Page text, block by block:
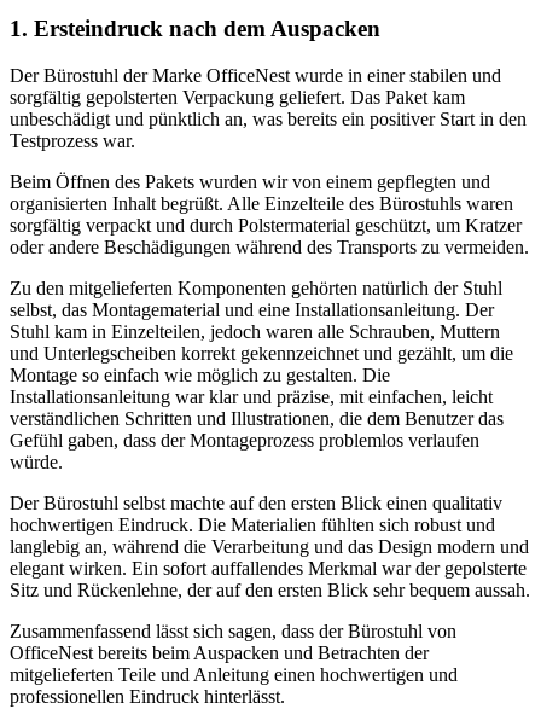
1. Ersteindruck nach dem Auspacken
Der Bürostuhl der Marke OfficeNest wurde in einer stabilen und
sorgfältig gepolsterten Verpackung geliefert. Das Paket kam
unbeschädigt und pünktlich an, was bereits ein positiver Start in den
Testprozess war.
Beim Öffnen des Pakets wurden wir von einem gepflegten und
organisierten Inhalt begrüßt. Alle Einzelteile des Bürostuhls waren
sorgfältig verpackt und durch Polstermaterial geschützt, um Kratzer
oder andere Beschädigungen während des Transports zu vermeiden.
Zu den mitgelieferten Komponenten gehörten natürlich der Stuhl
selbst, das Montagematerial und eine Installationsanleitung. Der
Stuhl kam in Einzelteilen, jedoch waren alle Schrauben, Muttern
und Unterlegscheiben korrekt gekennzeichnet und gezählt, um die
Montage so einfach wie möglich zu gestalten. Die
Installationsanleitung war klar und präzise, mit einfachen, leicht
verständlichen Schritten und Illustrationen, die dem Benutzer das
Gefühl gaben, dass der Montageprozess problemlos verlaufen
würde.
Der Bürostuhl selbst machte auf den ersten Blick einen qualitativ
hochwertigen Eindruck. Die Materialien fühlten sich robust und
langlebig an, während die Verarbeitung und das Design modern und
elegant wirken. Ein sofort auffallendes Merkmal war der gepolsterte
Sitz und Rückenlehne, der auf den ersten Blick sehr bequem aussah.
Zusammenfassend lässt sich sagen, dass der Bürostuhl von
OfficeNest bereits beim Auspacken und Betrachten der
mitgelieferten Teile und Anleitung einen hochwertigen und
professionellen Eindruck hinterlässt.